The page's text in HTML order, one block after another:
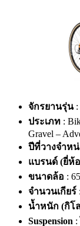
จักรยานรุ่น:
ประเภท :
Gravel –
ปีที่วางจำห
แบรนด์ (ยี่ห้
ขนาดล้อ :
จำนวนเกียร์
น้ำหนัก (กิโ
Suspension